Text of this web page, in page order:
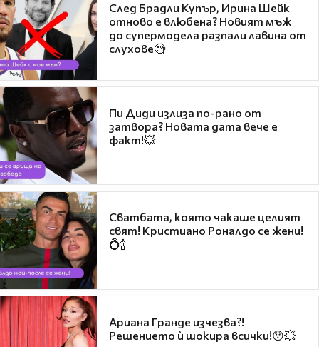
След Брадли Купър, Ирина Шейк
отново е влюбена? Новият мъж
до супермодела разпали лавина от
слухове🧐
Пи Диди излиза по-рано от
затвора? Новата дата вече е
факт!💥
Сватбата, която чакаше целият
свят! Кристиано Роналдо се жени!
💍🍾
Ариана Гранде изчезва?!
Решението ѝ шокира всички!😯💥